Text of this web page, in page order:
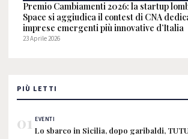
Premio Cambiamenti 2026: la startup
Space si aggiudica il contest di CNA
imprese emergenti più innovative d’Italia
23 Aprile 2026
PIÙ LETTI
01 EVENTI
Lo sbarco in Sicilia, dopo garibaldi,